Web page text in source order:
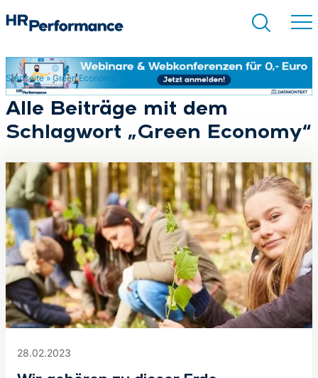
Suchen
Startseite» Green Economy
Alle Beiträge mit dem
Schlagwort „Green Economy“
28.02.2023